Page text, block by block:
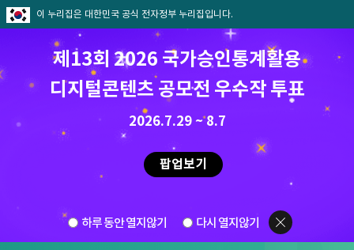
이 누리집은 대한민국 공식 전자정부 누리집입니다.
제13회 2026 국가승인통계활용
디지털콘텐츠 공모전 우수작 투표
2026.7.29 ~ 8.7
팝업보기
하루 동안 열지않기 다시 열지않기